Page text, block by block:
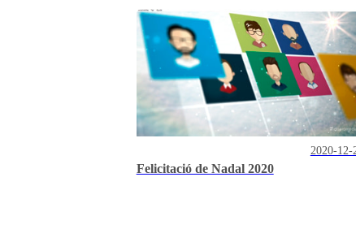
Felicitació de Nadal 2020
2020-12-